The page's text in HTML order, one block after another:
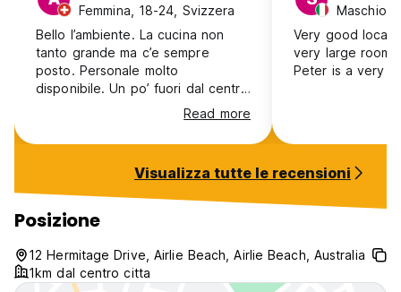
Femmina, 18-24, Svizzera
Bello l’ambiente. La cucina non
tanto grande ma c’e sempre
posto. Personale molto
disponibile. Un po’ fuori dal centro
ma si raggiunge a piedi in 15
minuti. Le camere un po’ piccole
per 4 persone.
Read more
Maschio,
Very good
very large room
Peter is a very
Visualizza tutte le recensioni
Posizione
12 Hermitage Drive, Airlie Beach, Airlie Beach, Australia
1km dal centro citta